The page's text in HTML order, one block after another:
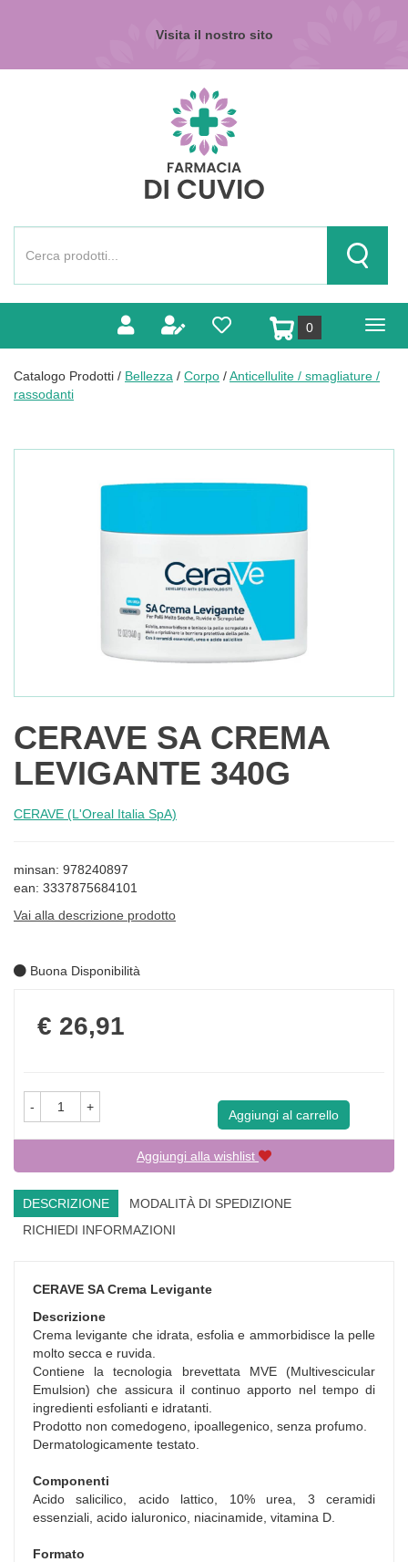
Visita il nostro sito
Prodotto
Cerca
0prodotti
inseriti
Catalogo Prodotti / Bellezza / Corpo /Anticellulite / smagliature /
rassodanti
CERAVE SA CREMA
LEVIGANTE 340G
CERAVE (L'Oreal Italia SpA)
minsan: 978240897
ean: 3337875684101
Vai alla descrizione prodotto
Buona Disponibilità
Prezzo
€ 26,91
- +
Aggiungi al carrello
Aggiungi alla wishlist
DESCRIZIONE
MODALITÀ DI SPEDIZIONE
RICHIEDI INFORMAZIONI
CERAVE SA Crema Levigante
Descrizione
Crema levigante che idrata, esfolia e ammorbidisce la pelle
molto secca e ruvida.
Contiene la tecnologia brevettata MVE (Multivescicular
Emulsion) che assicura il continuo apporto nel tempo di
ingredienti esfolianti e idratanti.
Prodotto non comedogeno, ipoallegenico, senza profumo.
Dermatologicamente testato.
Componenti
Acido salicilico, acido lattico, 10% urea, 3 ceramidi
essenziali, acido ialuronico, niacinamide, vitamina D.
Formato